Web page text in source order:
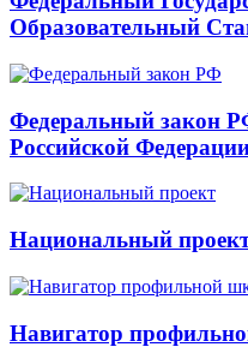
Образовательный
Федеральный закон
Российской
Национальный
Навигатор